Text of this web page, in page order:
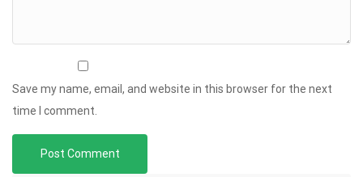
Save my name, email, and website in this browser for the next
time I comment.